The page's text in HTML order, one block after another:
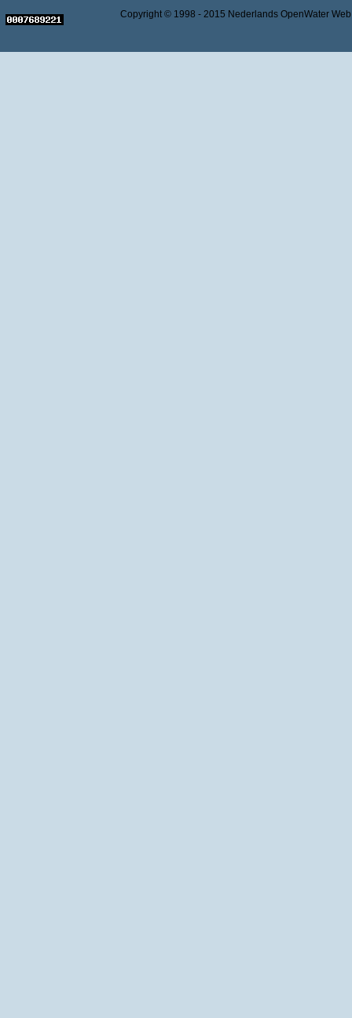
Copyright © 1998 - 2015 Nederlands OpenWater